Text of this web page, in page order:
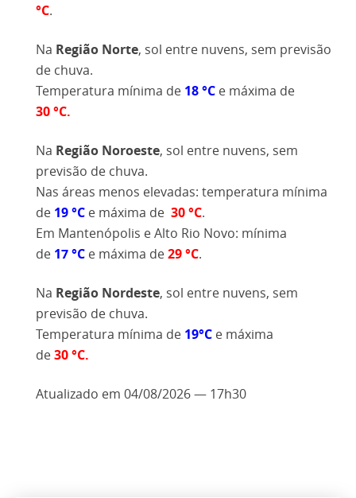
°C.
Na Região Norte, sol entre nuvens, sem previsão
de chuva.
Temperatura mínima de 18°C e máxima de
30°C.
Na Região Noroeste, sol entre nuvens, sem
previsão de chuva.
Nas áreas menos elevadas: temperatura mínima
de 19°C e máxima de 30 °C.
Em Mantenópolis e Alto Rio Novo: mínima
de 17°C e máxima de29 °C.
Na Região Nordeste, sol entre nuvens, sem
previsão de chuva.
Temperatura mínima de 19°C e máxima
de30°C.
Atualizado em 04/08/2026 — 17h30